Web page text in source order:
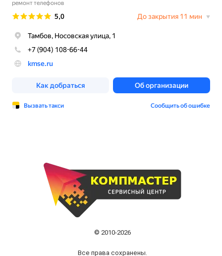
© 2010-2026
Все права сохранены.